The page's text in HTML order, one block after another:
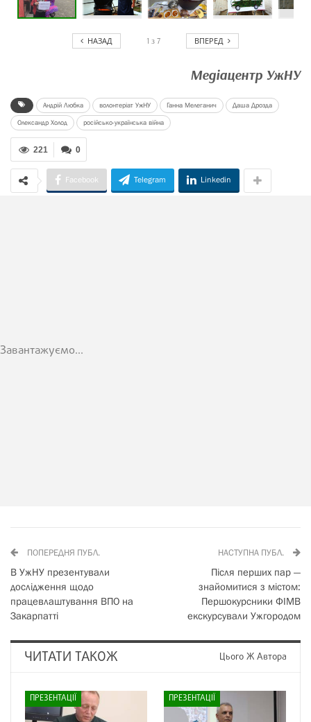
НАЗАД 1 з 7 ВПЕРЕД
Медіацентр УжНУ
Андрій Любка волонтеріат УжНУ Ганна Мелеганич Даша Дрозда
Олександр Холод російсько-українська війна
0
221
Facebook Telegram Linkedin
Завантажуємо...
ПОПЕРЕДНЯ ПУБЛ.
В УжНУ презентували
дослідження щодо
працевлаштування ВПО на
Закарпатті
НАСТУПНА ПУБЛ.
Після перших пар —
знайомитися з містом:
Першокурсники ФІМВ
екскурсували Ужгородом
ЧИТАТИ ТАКОЖ Цього Ж Автора
ПРЕЗЕНТАЦІЇ ПРЕЗЕНТАЦІЇ